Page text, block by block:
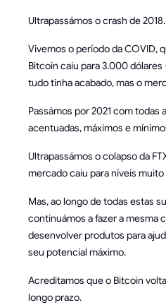
Ultrapassámos o crash de 2018.
Vivemos o período da COVID,
Bitcoin caiu para 3.000
tudo tinha acabado, mas o
Passámos por 2021 com todas
acentuadas, máximos e
Ultrapassámos o colapso da
mercado caiu para níveis muito
Mas, ao longo de todas estas
continuámos a fazer a mesma
desenvolver produtos para
seu potencial máximo.
Acreditamos que o Bitcoin
longo prazo.